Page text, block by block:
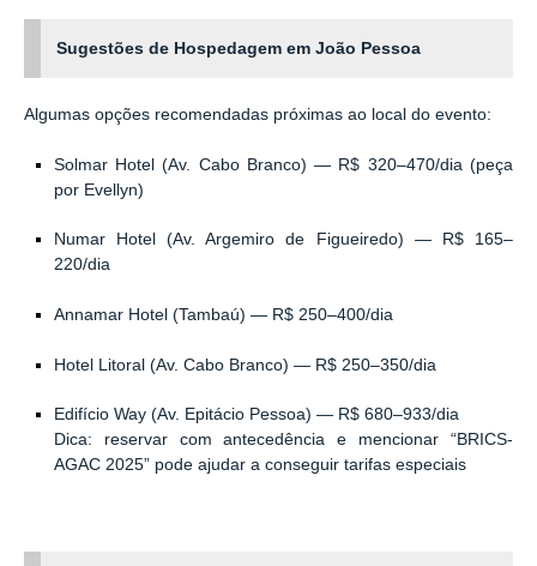
Sugestões de Hospedagem em João Pessoa
Algumas opções recomendadas próximas ao local do evento:
Solmar Hotel (Av. Cabo Branco) — R$ 320–470/dia (peça
por Evellyn)
Numar Hotel (Av. Argemiro de Figueiredo) — R$ 165–
220/dia
Annamar Hotel (Tambaú) — R$ 250–400/dia
Hotel Litoral (Av. Cabo Branco) — R$ 250–350/dia
Edifício Way (Av. Epitácio Pessoa) — R$ 680–933/dia
Dica: reservar com antecedência e mencionar “BRICS-
AGAC 2025” pode ajudar a conseguir tarifas especiais